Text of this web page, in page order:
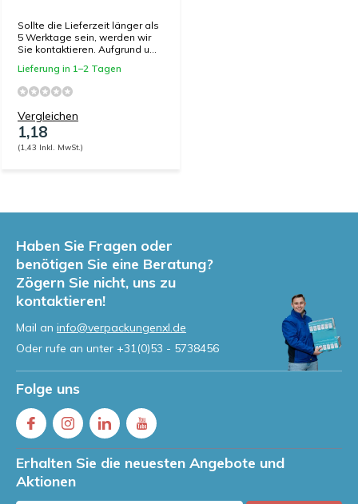
Sollte die Lieferzeit länger als
5 Werktage sein, werden wir
Sie kontaktieren. Aufgrund u...
Lieferung in 1–2 Tagen
Vergleichen
1,18
(1,43 Inkl. MwSt.)
Haben Sie Fragen oder
benötigen Sie eine Beratung?
Zögern Sie nicht, uns zu
kontaktieren!
Mail an info@verpackungenxl.de
Oder rufe an unter +31(0)53 - 5738456
Folge uns
Erhalten Sie die neuesten Angebote und
Aktionen